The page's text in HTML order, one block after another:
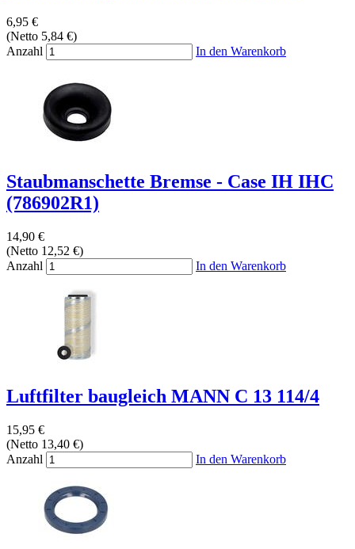
6,95 €
(Netto 5,84 €)
Anzahl
In den Warenkorb
Staubmanschette Bremse - Case IH IHC
(786902R1)
14,90 €
(Netto 12,52 €)
Anzahl
In den Warenkorb
Luftfilter baugleich MANN C 13 114/4
15,95 €
(Netto 13,40 €)
Anzahl
In den Warenkorb